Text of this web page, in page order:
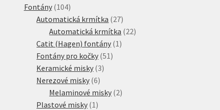
Fontány 104104
produktů
Automatická krmítka 2727
produktů
Automatická krmítka 2222
Catit (Hagen) fontány 1 1
Fontány pro kočky 51 51
Keramické misky 33
Nerezové misky 66
produktů
Melaminové misky 22
Plastové misky 1 1